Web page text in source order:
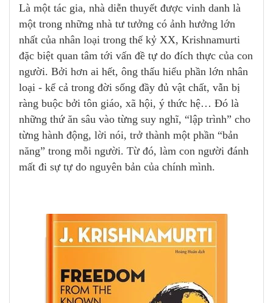
Là một tác gia, nhà diễn thuyết được vinh danh là
một trong những nhà tư tưởng có ảnh hưởng lớn
nhất của nhân loại trong thế kỷ XX, Krishnamurti
đặc biệt quan tâm tới vấn đề tự do đích thực của con
người. Bởi hơn ai hết, ông thấu hiểu phần lớn nhân
loại - kể cả trong đời sống đầy đủ vật chất, vẫn bị
ràng buộc bởi tôn giáo, xã hội, ý thức hệ… Đó là
những thứ ăn sâu vào từng suy nghĩ, “lập trình” cho
từng hành động, lời nói, trở thành một phần “bản
năng” trong mỗi người. Từ đó, làm con người đánh
mất đi sự tự do nguyên bản của chính mình.